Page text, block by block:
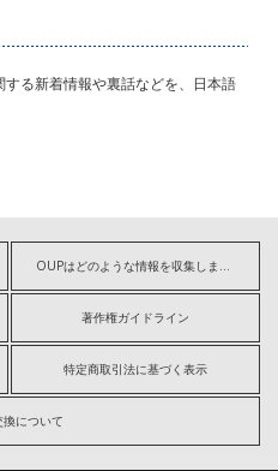
る新着情報や裏話などを、日本語
OUPはどのような情報を収集しますか?
著作権ガイドライン
特定商取引法に基づく表示
について